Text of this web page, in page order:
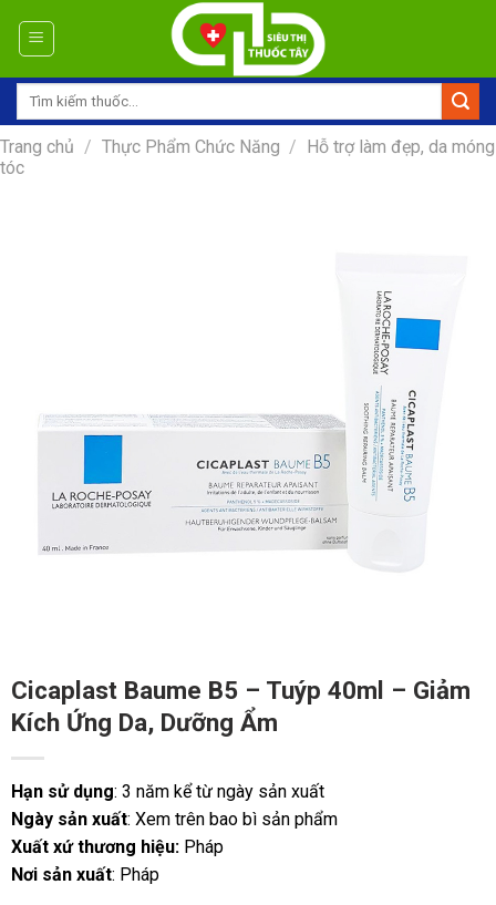
Tìm
Trang chủ / Thực Phẩm Chức Năng / Hỗ trợ làm đẹp, da móng
tóc
Cicaplast Baume B5 – Tuýp 40ml – Giảm
Kích Ứng Da, Dưỡng Ẩm
Hạn sử dụng: 3 năm kể từ ngày sản xuất
Ngày sản xuất: Xem trên bao bì sản phẩm
Xuất xứ thương hiệu:Pháp
Nơi sản xuất: Pháp